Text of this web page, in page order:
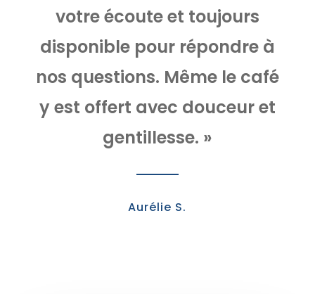
votre écoute et toujours
disponible pour répondre à
nos questions. Même le café
y est offert avec douceur et
gentillesse. »
Aurélie S.